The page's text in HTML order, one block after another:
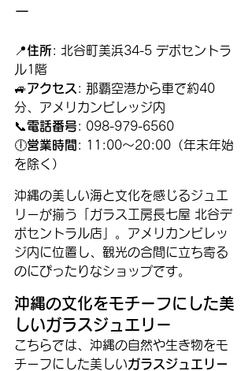
ー
📍住所: 北谷町美浜34-5 デポセントラ
ル1階
🚙アクセス : 那覇空港から車で約40
分、アメリカンビレッジ内
📞電話番号: 098-979-6560
🕕営業時間 : 11:00～20:00（年末年始
を除く）
沖縄の美しい海と文化を感じるジュエ
リーが揃う「ガラス工房長七屋 北谷デ
ポセントラル店」。アメリカンビレッ
ジ内に位置し、観光の合間に立ち寄る
のにぴったりなショップです。
沖縄の文化をモチーフにした美
しいガラスジュエリー
こちらでは、沖縄の自然や生き物をモ
チーフにした美しいガラスジュエリー